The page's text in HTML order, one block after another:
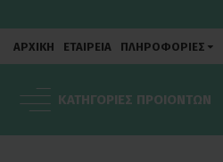
ΑΡΧΙΚΗ ΕΤΑΙΡΕΙΑ ΠΛΗΡΟΦΟΡΙΕΣ
ΚΑΤΗΓΟΡΙΕΣ ΠΡΟΙΟΝΤΩΝ